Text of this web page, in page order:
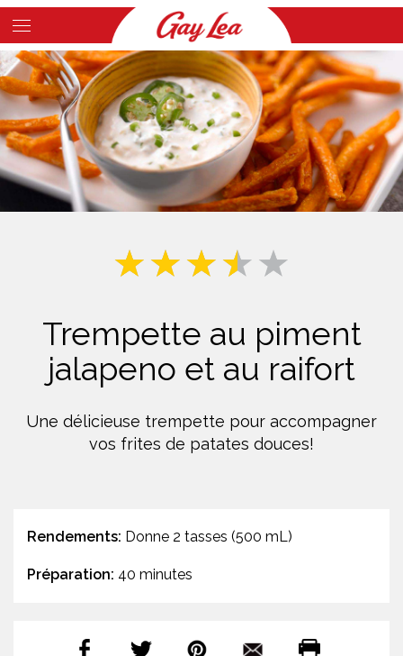
Skip
to
main
content
Main
Content
Trempette au piment
jalapeno et au raifort
Une délicieuse trempette pour accompagner
vos frites de patates douces!
Rendements: Donne 2 tasses (500 mL)
Préparation: 40 minutes